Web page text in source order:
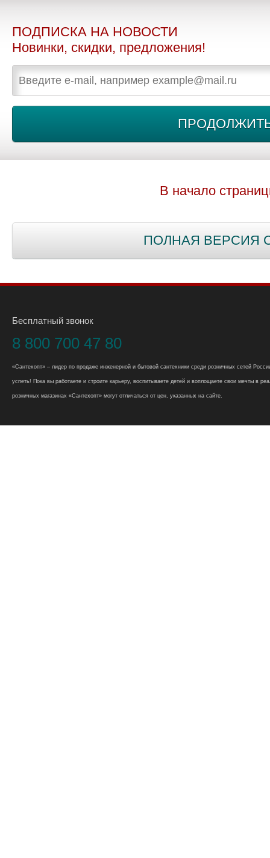
ПОДПИСКА НА НОВОСТИ
Новинки, скидки, предложения!
В начало
ПОЛНАЯ ВЕРСИЯ
Бесплатный звонок
8 800 700 47 80
«Сантехопт» – лидер по продаже инженерной и бытовой сантехники среди розничных сетей
успеть! Пока вы работаете и строите карьеру, воспитываете детей и воплощаете свои мечты в
розничных магазинах «Сантехопт» могут отличаться от цен, указанных на сайте.